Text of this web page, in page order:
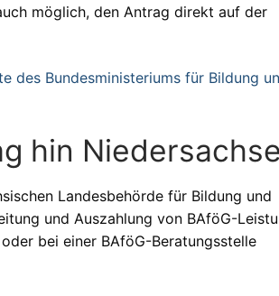
möglich, den Antrag direkt auf der
des Bundesministeriums für Bildung
hin
Landesbehörde für Bildung und
und Auszahlung von BAföG-
bei einer BAföG-Beratungsstelle